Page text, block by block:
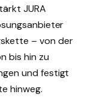
JURA
– von der
bis hin zu
und festigt
hinweg.